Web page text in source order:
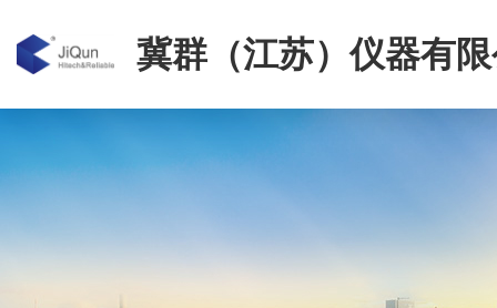
冀群（江苏）仪器有